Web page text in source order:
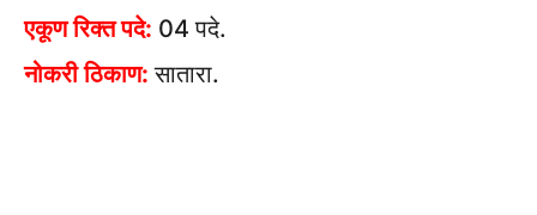
एकूण रिक्त पदे: 04 पदे.
नोकरी ठिकाण: सातारा.